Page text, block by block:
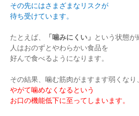
その先にはさまざまなリスクが
待ち受けています。
たとえば、 「噛みにくい」 という状態が
人はおのずとやわらかい食品を
好んで食べるようになります。
その結果、噛む筋肉がますます弱くなり、
やがて噛めなくなるという
お口の機能低下に至ってしまいます。